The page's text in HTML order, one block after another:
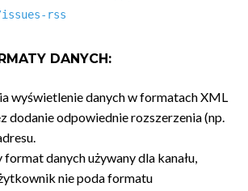
rss
DANYCH:
wyświetlenie danych w formatach XML
dodanie odpowiednie rozszerzenia (np.
format danych używany dla kanału,
nie poda formatu